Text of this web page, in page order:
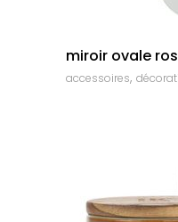
miroir ovale
accessoires,